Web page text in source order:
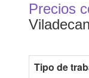
Precios
Tipo de